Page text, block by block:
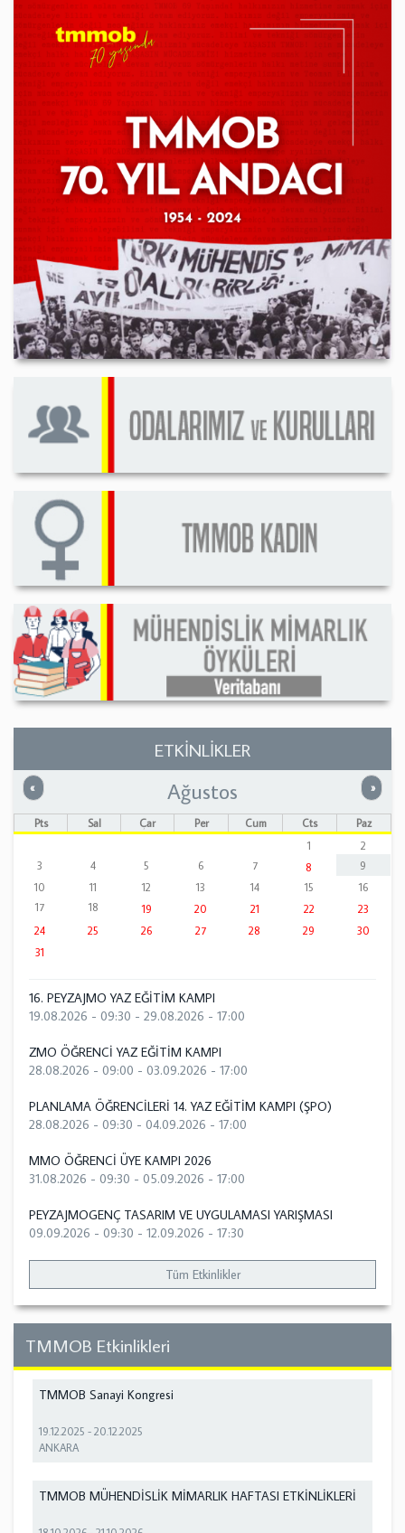
ETKİNLİKLER
« Önceki »
Ağustos
Pts Sal Çar Per Cum Cts
Paz
1
2
3
4 5 6 7 8
9
10
11 12 13 14 15
16
17
18 19 20 21 22
23
24
25 26 27 28 29
30
31
16. PEYZAJMO YAZ EĞİTİM KAMPI
19.08.2026 - 09:30 - 29.08.2026 - 17:00
ZMO ÖĞRENCİ YAZ EĞİTİM KAMPI
28.08.2026 - 09:00 - 03.09.2026 - 17:00
PLANLAMA ÖĞRENCİLERİ 14. YAZ EĞİTİM KAMPI (ŞPO)
28.08.2026 - 09:30 - 04.09.2026 - 17:00
MMO ÖĞRENCİ ÜYE KAMPI 2026
31.08.2026 - 09:30 - 05.09.2026 - 17:00
PEYZAJMOGENÇ TASARIM VE UYGULAMASI YARIŞMASI
09.09.2026 - 09:30 - 12.09.2026 - 17:30
Tüm Etkinlikler
TMMOB Etkinlikleri
TMMOB Sanayi Kongresi
19.12.2025 -20.12.2025
ANKARA
TMMOB MÜHENDİSLİK MİMARLIK HAFTASI ETKİNLİKLERİ